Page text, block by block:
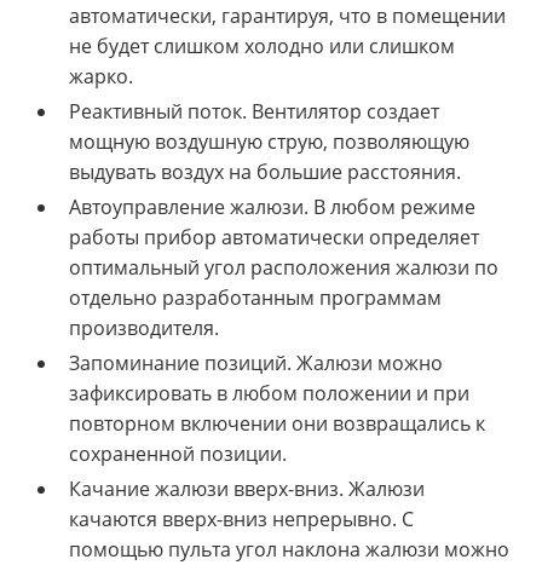
автоматически, гарантируя, что в помещении
не будет слишком холодно или слишком
жарко.
Реактивный поток. Вентилятор создает
мощную воздушную струю, позволяющую
выдувать воздух на большие расстояния.
Автоуправление жалюзи. В любом режиме
работы прибор автоматически определяет
оптимальный угол расположения жалюзи по
отдельно разработанным программам
производителя.
Запоминание позиций. Жалюзи можно
зафиксировать в любом положении и при
повторном включении они возвращались к
сохраненной позиции.
Качание жалюзи вверх-вниз. Жалюзи
качаются вверх-вниз непрерывно. С
помощью пульта угол наклона жалюзи можно